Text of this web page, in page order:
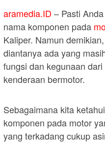
aramedia.ID – Pasti
nama komponen pada
Kaliper. Namun
diantanya ada yang
fungsi dan kegunaan
kenderaan bermotor.
Sebagaimana kita
komponen pada motor
yang terkadang cukup